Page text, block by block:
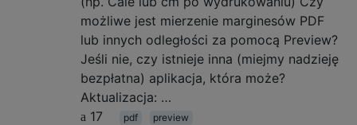
możliwe jest mierzenie marginesów PDF
lub innych odległości za pomocą Preview?
Jeśli nie, czy istnieje inna (miejmy nadzieję
bezpłatna) aplikacja, która może?
Aktualizacja: …
17
pdf preview